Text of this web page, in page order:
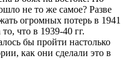
не то же самое? Разве
огромных потерь в 1941
что в 1939-40 гг.
бы пройти настолько
как они сделали это в